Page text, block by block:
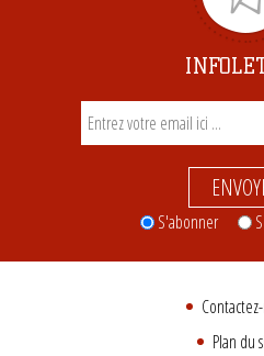
S'abonner
Plan du